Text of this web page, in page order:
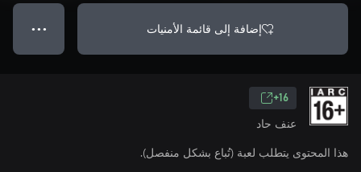
إضافة إلى قائمة الأمنيات ● ● ●
16+
عنف حاد
هذا المحتوى يتطلب لعبة (تُباع بشكل منفصل).